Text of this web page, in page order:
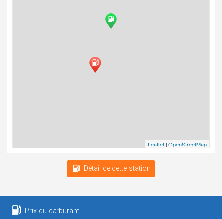
Leaflet | OpenStreetMap
Détail de cette station
Prix du carburant